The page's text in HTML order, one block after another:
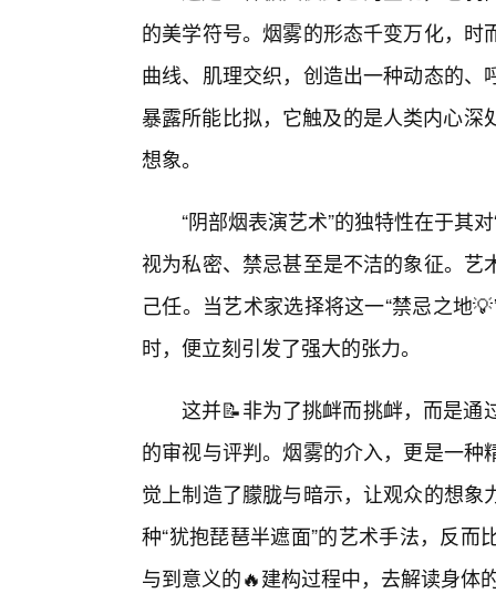
的美学符号。烟雾的形态千变万化，
曲线、肌理交织，创造出一种动态的
暴露所能比拟，它触及的是人类内心
想象。
“阴部烟表演艺术”的独特性在于其
视为私密、禁忌甚至是不洁的象征。
己任。当艺术家选择将这一“禁忌之地
时，便立刻引发了强大的张力。
这并📝非为了挑衅而挑衅，而是通
的审视与评判。烟雾的介入，更是一
觉上制造了朦胧与暗示，让观众的想
种“犹抱琵琶半遮面”的艺术手法，反
与到意义的🔥建构过程中，去解读身体